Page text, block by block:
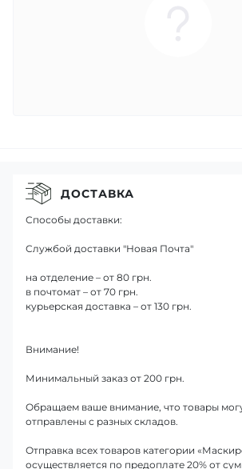
ДОСТАВКА
Способы доставки:
Службой доставки "Новая Почта"
на отделение – от 80 грн.
в почтомат – от 70 грн.
курьерская доставка – от 130 грн.
Внимание!
Минимальный заказ от 200 грн.
Обращаем ваше внимание, что товары
отправлены с разных складов.
Отправка всех товаров категории
осуществляется по предоплате 20% от